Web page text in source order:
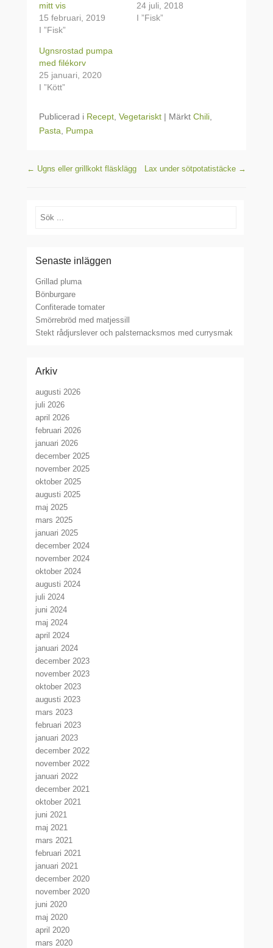
mitt vis
15 februari, 2019
I ”Fisk”
24 juli, 2018
I ”Fisk”
Ugnsrostad pumpa
med filékorv
25 januari, 2020
I ”Kött”
Publicerad i Recept Vegetariskt | Märkt Chili
Pasta
Pumpa
Inläggsnavigering
← Ugns eller grillkokt fläsklägg Lax under sötpotatistäcke →
Sök
Senaste inläggen
Grillad pluma
Bönburgare
Confiterade tomater
Smörrebröd med matjessill
Stekt rådjurslever och palsternacksmos med currysmak
Arkiv
augusti 2026
juli 2026
april 2026
februari 2026
januari 2026
december 2025
november 2025
oktober 2025
augusti 2025
maj 2025
mars 2025
januari 2025
december 2024
november 2024
oktober 2024
augusti 2024
juli 2024
juni 2024
maj 2024
april 2024
januari 2024
december 2023
november 2023
oktober 2023
augusti 2023
mars 2023
februari 2023
januari 2023
december 2022
november 2022
januari 2022
december 2021
oktober 2021
juni 2021
maj 2021
mars 2021
februari 2021
januari 2021
december 2020
november 2020
juni 2020
maj 2020
april 2020
mars 2020